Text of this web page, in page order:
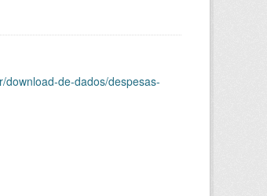
download-de-dados/despesas-